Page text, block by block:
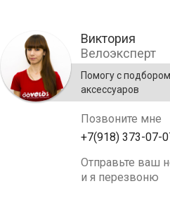
Виктория
Велоэксперт
Помогу с подбором
аксессуаров
Позвоните мне
+7(918) 373-07-
Отправьте ваш
и я перезвоню